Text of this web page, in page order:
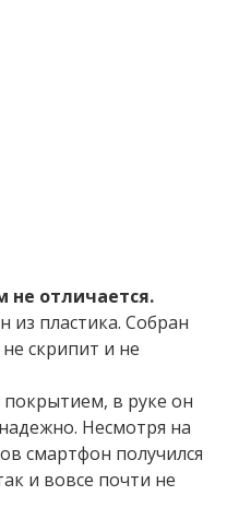
не отличается.
из пластика. Собран
скрипит и не
в руке он
Несмотря на
смартфон получился
и вовсе почти не